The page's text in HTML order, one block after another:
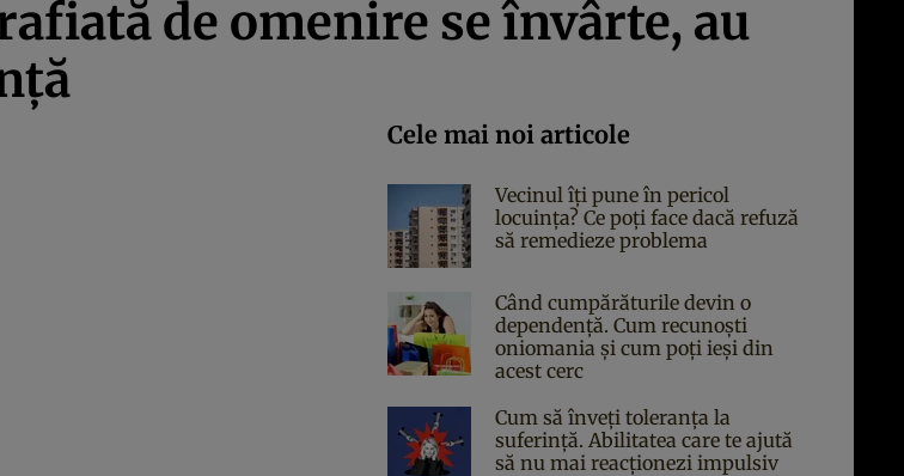
de omenire se învârte, au
Cele mai noi articole
Vecinul îți pune în pericol
locuința? Ce poți face dacă refuză
să remedieze problema
Când cumpărăturile devin o
dependență. Cum recunoști
oniomania și cum poți ieși din
acest cerc
Cum să înveți toleranța la
suferință. Abilitatea care te ajută
să nu mai reacționezi impulsiv